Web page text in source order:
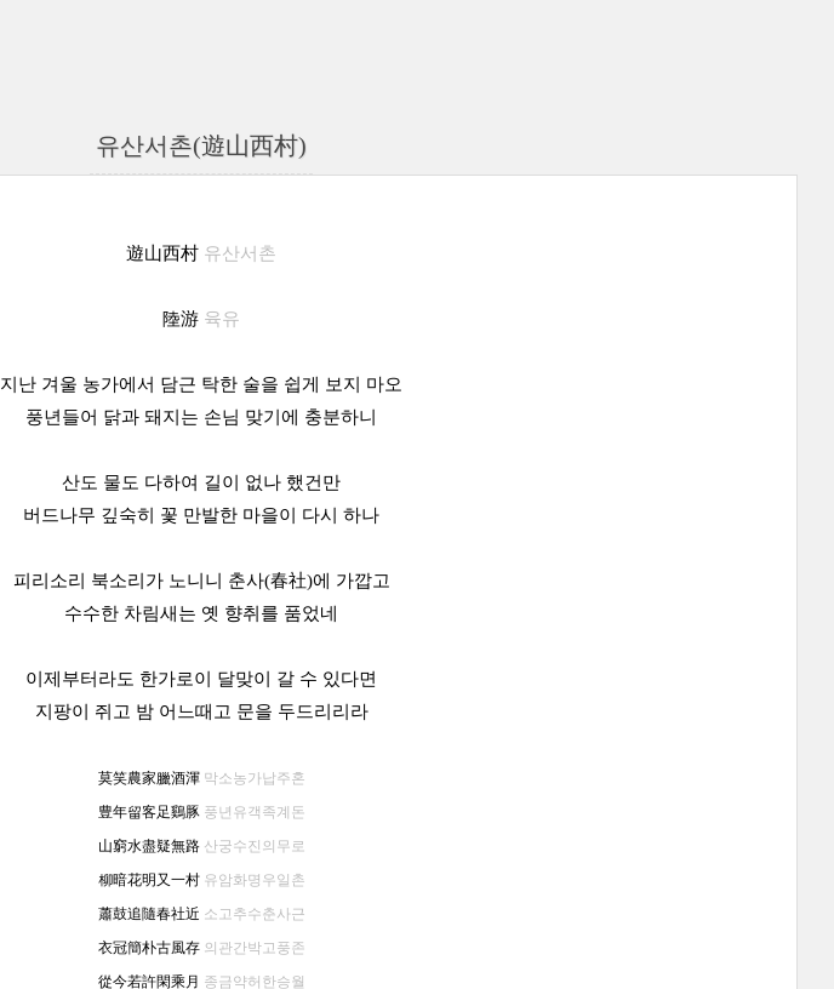
유산서촌(遊山西村)
遊山西村 유산서촌
陸游 육유
지난 겨울 농가에서 담근 탁한 술을 쉽게 보지 마오
풍년들어 닭과 돼지는 손님 맞기에 충분하니
산도 물도 다하여 길이 없나 했건만
버드나무 깊숙히 꽃 만발한 마을이 다시 하나
피리소리 북소리가 노니니 춘사(春社)에 가깝고
수수한 차림새는 옛 향취를 품었네
이제부터라도 한가로이 달맞이 갈 수 있다면
지팡이 쥐고 밤 어느때고 문을 두드리리라
莫笑農家臘酒渾 막소농가납주혼
豊年留客足鷄豚 풍년유객족계돈
山窮水盡疑無路 산궁수진의무로
柳暗花明又一村 유암화명우일촌
蕭鼓追隨春社近 소고추수춘사근
衣冠簡朴古風存 의관간박고풍존
從今若許閑乘月 종금약허한승월